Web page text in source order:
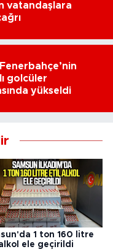
vatandaşlara
golcüler
yükseldi
1 ton 160 litre
ele geçirildi